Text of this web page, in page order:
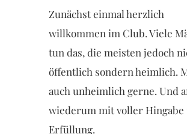
Zunächst einmal herzlich
willkommen im Club. Viele
tun das, die meisten jedoch
öffentlich sondern heimlich.
auch unheimlich gerne. Und
wiederum mit voller Hingabe
Erfüllung.